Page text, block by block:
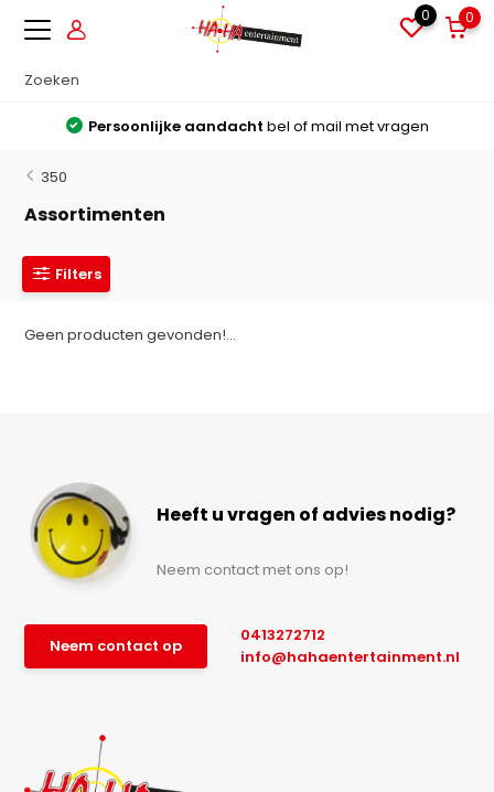
0 0
Persoonlijke aandacht bel of mail met vragen
350
Assortimenten
Filters
Geen producten gevonden!...
Heeft u vragen of advies nodig?
Neem contact met ons op!
Neem contact op
0413272712
info@hahaentertainment.nl